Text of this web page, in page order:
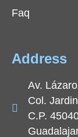
Faq
Address
Av.
Col.
C.P.